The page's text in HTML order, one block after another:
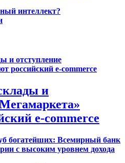
интеллект?
и
e-commerce